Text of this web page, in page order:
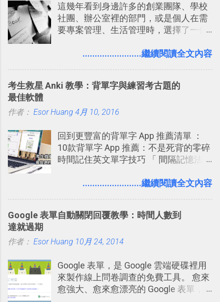
天推出的「 Twitter Blocks 」更是一個
值得一玩的3D視覺化功能，下面就來分
享一下我玩這個新功能的一些感想。
Twitter Blocks：
蒐小誌： http://twitter.com/esorhjy
Twitter除了自顧自的碎碎念外，你可以
者，只要進入該使用者的個人頁面，然
跟隨者、被跟隨者的概念是Twitter另一
個非常好玩的地方 ，所以 這次的
Twitter Blocks很強調這個人際網路的概
3D視圖有什麼用途的話，就是 它可以讓
你非常方便、好玩、即興的擴展你的
Twit...
Mozilla Demo Studio 」網站提供了讓技
術人員交流HTML、CSS、Javascript新
玩意的園地，而其中一個最新的作品，
一代的網頁版！ 這款「 DOOM on the
內，玩家可以免費上網通關！不過目前
Firefox 4 和Safari ，而 Google Chrome
這幾年看到身邊許多的創業團隊、學校
社團、辦公室裡的部門，或是個人在需
要專案管理、生活管理時，選擇了一個
一個什麼樣的管理工具，讓這麼多人都
念」的管理教學文章： 把 Evernote 當
Google Drive 變身 Trello ！幫雲端硬碟
著 Trello ，卻還沒有在電腦玩物上寫過
一篇完整的介紹！雖然錯過了幾年前第
一時間推薦 Trello 的時機，但在這段時
澱自己的使用方法，歸納出「 為什麼值
學。 2015/6/13 新增： 免費專案管理軟
2016 年新增 ： 如何將 Trello 切換到繁
2016/7/7 新增 ： 如何活用 Trello 記
帳？我的理財計畫心得與看板範本
2016/7/13 新增： 如何將網頁資料快速
........................繼續閱讀全文內容
考生救星 Anki 教學：背單字與練習考古題的
最佳軟體
作者： Esor Huang 4月 10, 2016
回到更豐富的背單字 App 推薦清單 ：
10款背單字 App 推薦：不是死背的零碎
時間記住英文單字技巧 「 間隔記憶法
短期記憶變成長期記憶。 舉例來說我今
強；然後下次快要忘記可能變成相隔一
化，讓記憶延長到可能半個月；那時候
來一個月的記憶長度！就這樣反覆慢慢
拉長時間練習，就能讓一個東西成為腦
海中更深刻的記憶。 問題是，當我們一
........................繼續閱讀全文內容
Google 表單自動關閉回覆教學：時間人數到
達就過期
作者： Esor Huang 10月 24, 2014
Google 表單，是 Google 雲端硬碟裡用
來製作線上問卷調查的免費工具。 愈來
愈強大、愈來愈漂亮的 Google 表單，